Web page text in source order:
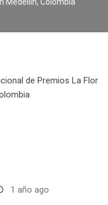
1 año ago